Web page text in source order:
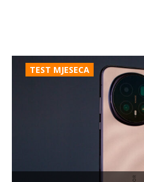
TEST MJESECA